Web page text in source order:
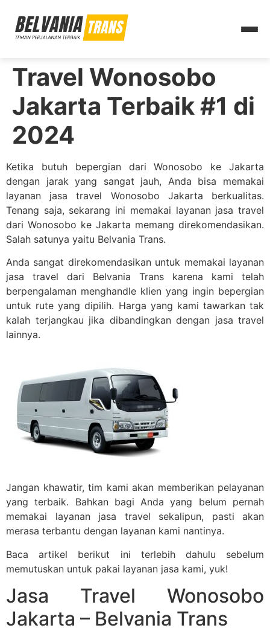
Travel Wonosobo
Jakarta Terbaik #1 di
2024
Ketika butuh bepergian dari Wonosobo ke Jakarta
dengan jarak yang sangat jauh, Anda bisa memakai
layanan jasa travel Wonosobo Jakarta berkualitas.
Tenang saja, sekarang ini memakai layanan jasa travel
dari Wonosobo ke Jakarta memang direkomendasikan.
Salah satunya yaitu Belvania Trans.
Anda sangat direkomendasikan untuk memakai layanan
jasa travel dari Belvania Trans karena kami telah
berpengalaman menghandle klien yang ingin bepergian
untuk rute yang dipilih. Harga yang kami tawarkan tak
kalah terjangkau jika dibandingkan dengan jasa travel
lainnya.
Jangan khawatir, tim kami akan memberikan pelayanan
yang terbaik. Bahkan bagi Anda yang belum pernah
memakai layanan jasa travel sekalipun, pasti akan
merasa terbantu dengan layanan kami nantinya.
Baca artikel berikut ini terlebih dahulu sebelum
memutuskan untuk pakai layanan jasa kami, yuk!
Jasa Travel Wonosobo
Jakarta – Belvania Trans